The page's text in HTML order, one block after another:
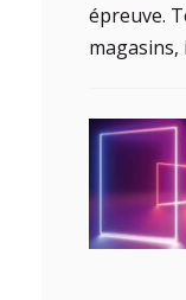
épreuve.
magasins,